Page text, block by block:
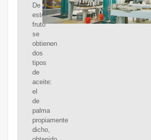
De
este
fruto
se
obtienen
dos
tipos
de
aceite:
el
de
palma
propiamente
dicho,